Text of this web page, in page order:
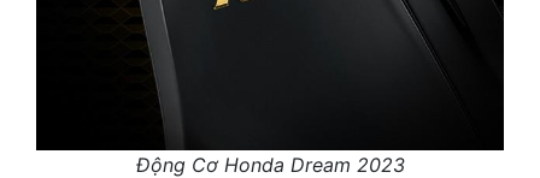
Động Cơ Honda Dream 2023